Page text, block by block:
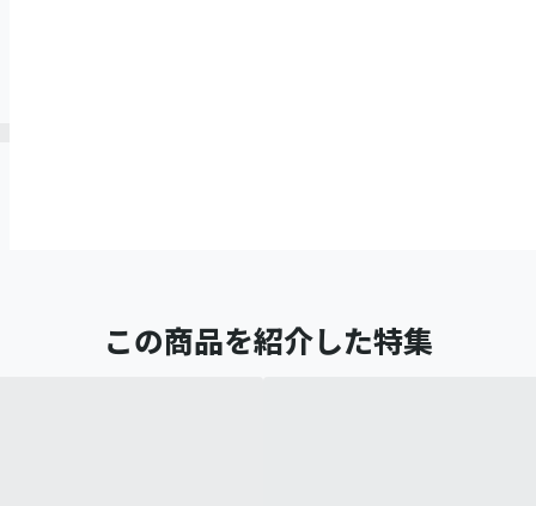
この商品を紹介した特集